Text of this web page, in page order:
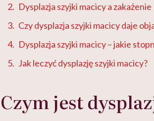
Dysplazja szyjki macicy a
Czy dysplazja szyjki macicy daje
Dysplazja szyjki macicy – jakie
Jak leczyć dysplazję szyjki macicy?
Czym jest